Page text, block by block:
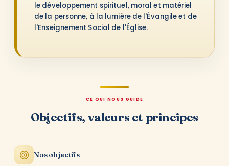
le développement spirituel, moral et matériel
de la personne, à la lumière de l'Évangile et de
l'Enseignement Social de l'Église.
CE QUI NOUS GUIDE
Objectifs, valeurs et principes
Nos objectifs